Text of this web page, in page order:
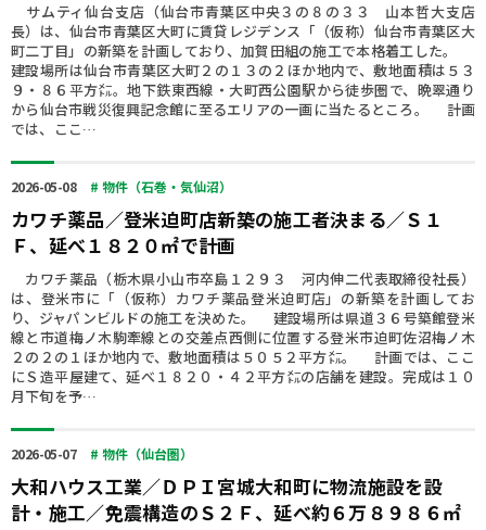
サムティ仙台支店（仙台市青葉区中央３の８の３３ 山本哲大支店
長）は、仙台市青葉区大町に賃貸レジデンス「（仮称）仙台市青葉区大
町二丁目」の新築を計画しており、加賀田組の施工で本格着工した。
建設場所は仙台市青葉区大町２の１３の２ほか地内で、敷地面積は５３
９・８６平方㍍。地下鉄東西線・大町西公園駅から徒歩圏で、晩翠通り
から仙台市戦災復興記念館に至るエリアの一画に当たるところ。 計画
では、ここ…
2026-05-08 # 物件（石巻・気仙沼）
カワチ薬品／登米迫町店新築の施工者決まる／Ｓ１
Ｆ、延べ１８２０㎡で計画
カワチ薬品（栃木県小山市卒島１２９３ 河内伸二代表取締役社長）
は、登米市に「（仮称）カワチ薬品登米迫町店」の新築を計画してお
り、ジャパンビルドの施工を決めた。 建設場所は県道３６号築館登米
線と市道梅ノ木駒牽線との交差点西側に位置する登米市迫町佐沼梅ノ木
２の２の１ほか地内で、敷地面積は５０５２平方㍍。 計画では、ここ
にＳ造平屋建て、延べ１８２０・４２平方㍍の店舗を建設。完成は１０
月下旬を予…
2026-05-07 # 物件（仙台圏）
大和ハウス工業／ＤＰＩ宮城大和町に物流施設を設
計・施工／免震構造のＳ２Ｆ、延べ約６万８９８６㎡